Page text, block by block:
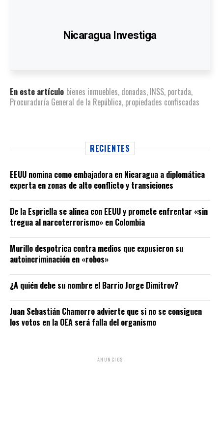
Nicaragua Investiga
En este artículo bienes inmuebles, donadas, INSS, portada,
Procuraduría General de la República, propiedades confiscadas
RECIENTES
EEUU nomina como embajadora en Nicaragua a diplomática
experta en zonas de alto conflicto y transiciones
De la Espriella se alinea con EEUU y promete enfrentar «sin
tregua al narcoterrorismo» en Colombia
Murillo despotrica contra medios que expusieron su
autoincriminación en «robos»
¿A quién debe su nombre el Barrio Jorge Dimitrov?
Juan Sebastián Chamorro advierte que si no se consiguen
los votos en la OEA será falla del organismo
ANUNCIOS